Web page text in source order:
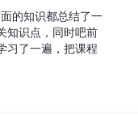
的知识都总结了一
知识点，同时吧前
习了一遍，把课程